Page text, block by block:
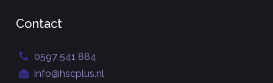
Contact
0597 541 884
info@hscplus.nl